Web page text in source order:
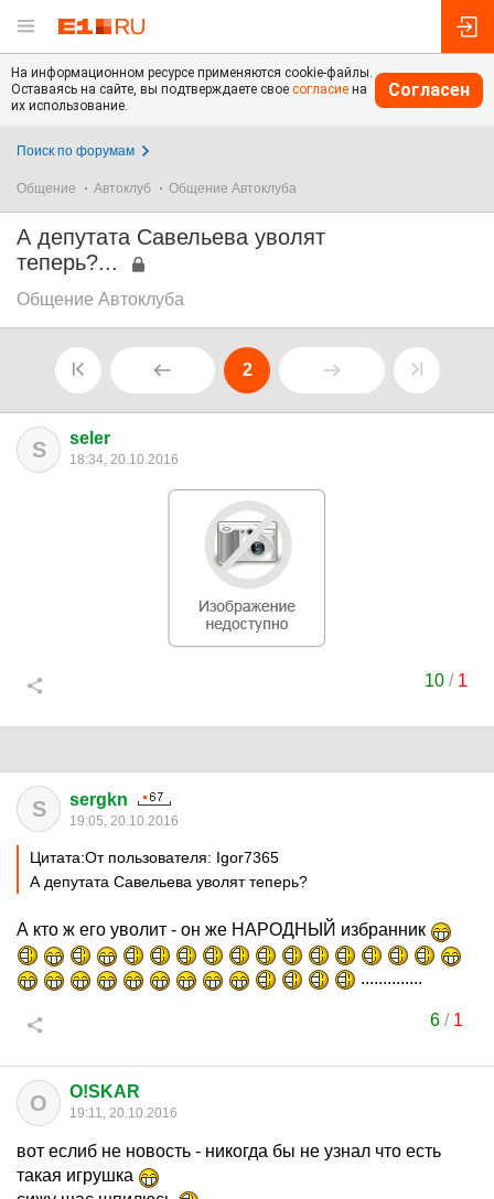
На информационном ресурсе применяются cookie-файлы.
Оставаясь на сайте, вы подтверждаете свое согласие на
их использование.
Согласен
Поиск по форумам
Общение Автоклуб Общение Автоклуба
А депутата Савельева уволят
теперь?...
Общение Автоклуба
2
S seler
18:34, 20.10.2016
10 / 1
S sergkn
19:05, 20.10.2016
Цитата:От пользователя: Igor7365
А депутата Савельева уволят теперь?
А кто ж его уволит - он же НАРОДНЫЙ избранник
..............
6/ 1
O O!SKAR
19:11, 20.10.2016
вот еслиб не новость - никогда бы не узнал что есть
такая игрушка